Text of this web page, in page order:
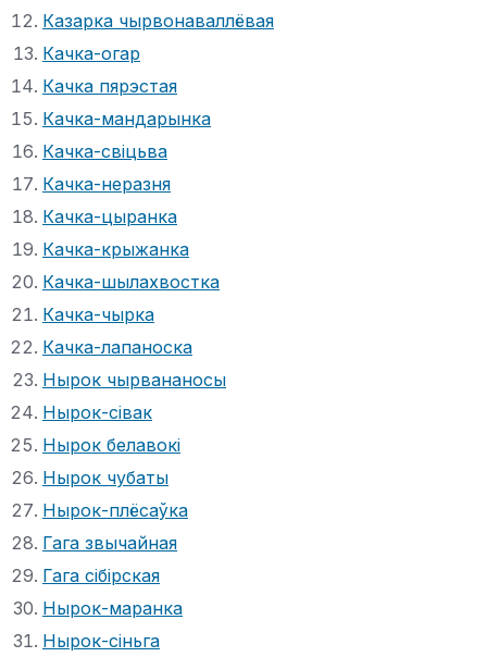
Казарка чырвонаваллёвая
Качка-огар
Качка пярэстая
Качка-мандарынка
Качка-свіцьва
Качка-неразня
Качка-цыранка
Качка-крыжанка
Качка-шылахвостка
Качка-чырка
Качка-лапаноска
Нырок чырвананосы
Нырок-сівак
Нырок белавокі
Нырок чубаты
Нырок-плёсаўка
Гага звычайная
Гага сібірская
Нырок-маранка
Нырок-сіньга